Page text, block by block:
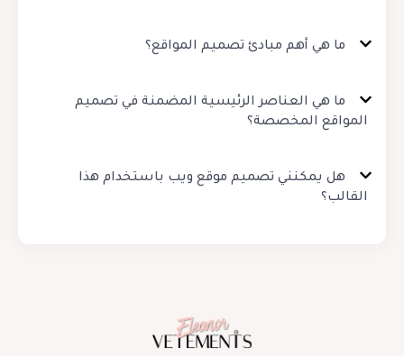
ما هي أهم مبادئ تصميم المواقع؟
ما هي العناصر الرئيسية المضمنة في تصميم
المواقع المخصصة؟
هل يمكنني تصميم موقع ويب باستخدام هذا
القالب؟